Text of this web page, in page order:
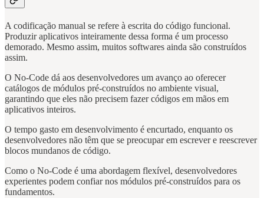
A codificação manual se refere à escrita do código funcional.
Produzir aplicativos inteiramente dessa forma é um processo
demorado. Mesmo assim, muitos softwares ainda são construídos
assim.
O No-Code dá aos desenvolvedores um avanço ao oferecer
catálogos de módulos pré-construídos no ambiente visual,
garantindo que eles não precisem fazer códigos em mãos em
aplicativos inteiros.
O tempo gasto em desenvolvimento é encurtado, enquanto os
desenvolvedores não têm que se preocupar em escrever e reescrever
blocos mundanos de código.
Como o No-Code é uma abordagem flexível, desenvolvedores
experientes podem confiar nos módulos pré-construídos para os
fundamentos.